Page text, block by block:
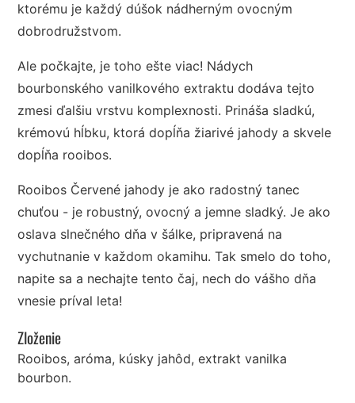
ktorému je každý dúšok nádherným ovocným
dobrodružstvom.
Ale počkajte, je toho ešte viac! Nádych
bourbonského vanilkového extraktu dodáva tejto
zmesi ďalšiu vrstvu komplexnosti. Prináša sladkú,
krémovú hĺbku, ktorá dopĺňa žiarivé jahody a skvele
dopĺňa rooibos.
Rooibos Červené jahody je ako radostný tanec
chuťou - je robustný, ovocný a jemne sladký. Je ako
oslava slnečného dňa v šálke, pripravená na
vychutnanie v každom okamihu. Tak smelo do toho,
napite sa a nechajte tento čaj, nech do vášho dňa
vnesie príval leta!
Zloženie
Rooibos, aróma, kúsky jahôd, extrakt vanilka
bourbon.